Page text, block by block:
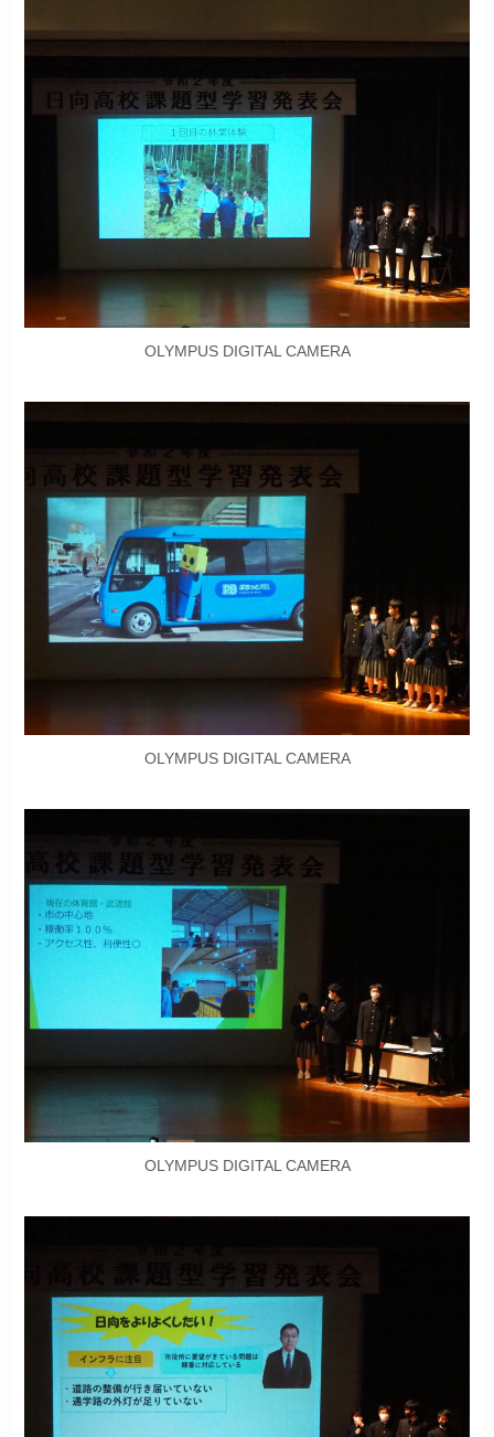
OLYMPUS DIGITAL CAMERA
OLYMPUS DIGITAL CAMERA
OLYMPUS DIGITAL CAMERA